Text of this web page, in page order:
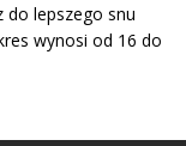
do lepszego snu
wynosi od 16 do